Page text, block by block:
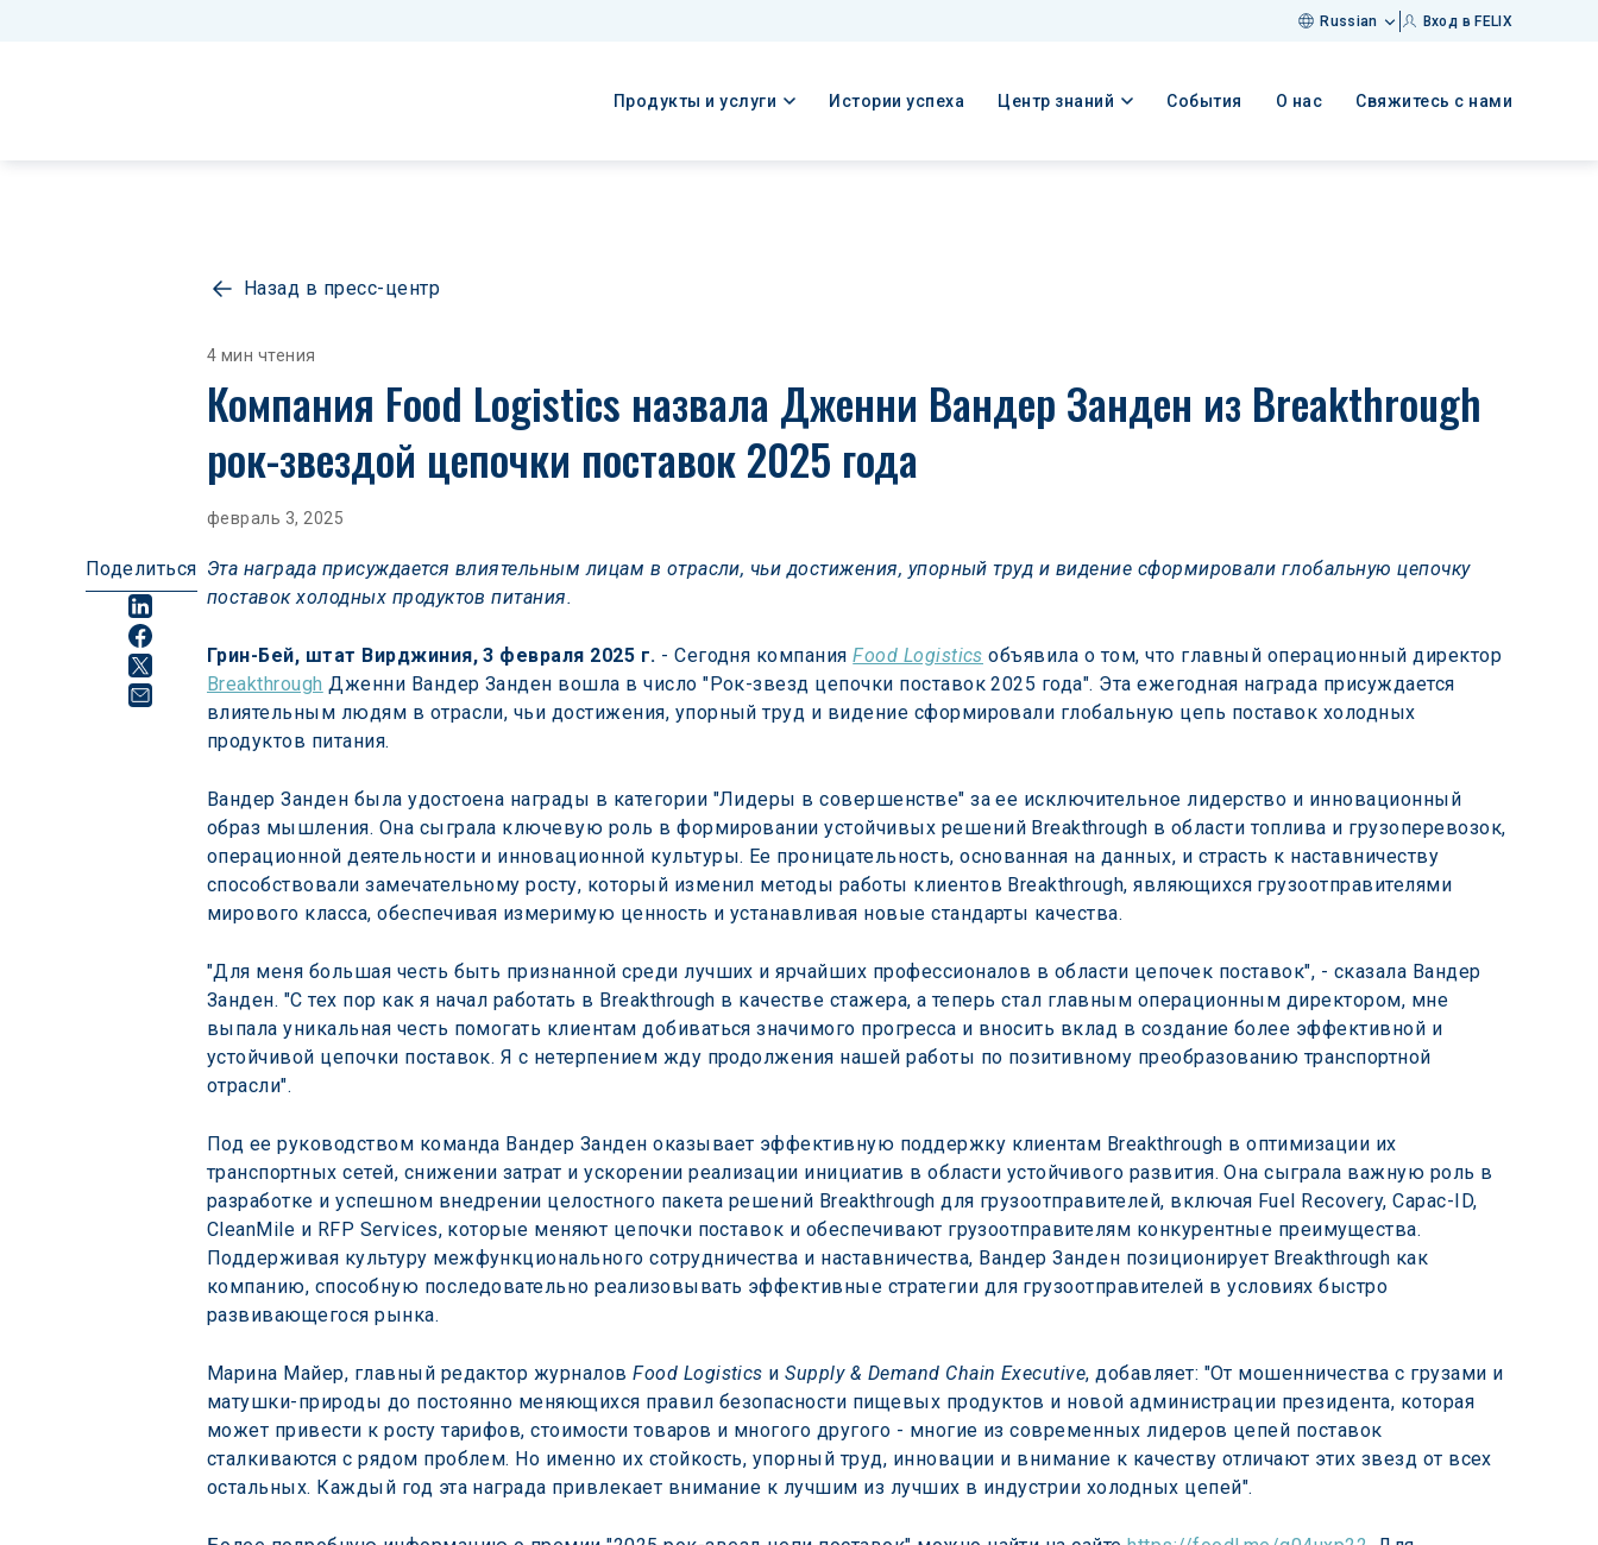
Russian Вход в FELIX
Продукты и услуги Истории успеха Центр знаний События О нас Свяжитесь с нами
Назад в пресс-центр
4 мин чтения
Компания Food Logistics назвала Дженни Вандер Занден из Breakthrough
рок-звездой цепочки поставок 2025 года
февраль 3, 2025
Поделиться Эта награда присуждается влиятельным лицам в отрасли, чьи достижения, упорный труд и видение сформировали глобальную цепочку
поставок холодных продуктов питания.
Грин-Бей, штат Вирджиния, 3 февраля 2025 г. - Сегодня компания Food Logistics объявила о том, что главный операционный директор
Breakthrough Дженни Вандер Занден вошла в число "Рок-звезд цепочки поставок 2025 года". Эта ежегодная награда присуждается
влиятельным людям в отрасли, чьи достижения, упорный труд и видение сформировали глобальную цепь поставок холодных
продуктов питания.
Вандер Занден была удостоена награды в категории "Лидеры в совершенстве" за ее исключительное лидерство и инновационный
образ мышления. Она сыграла ключевую роль в формировании устойчивых решений Breakthrough в области топлива и грузоперевозок,
операционной деятельности и инновационной культуры. Ее проницательность, основанная на данных, и страсть к наставничеству
способствовали замечательному росту, который изменил методы работы клиентов Breakthrough, являющихся грузоотправителями
мирового класса, обеспечивая измеримую ценность и устанавливая новые стандарты качества.
"Для меня большая честь быть признанной среди лучших и ярчайших профессионалов в области цепочек поставок", - сказала Вандер
Занден. "С тех пор как я начал работать в Breakthrough в качестве стажера, а теперь стал главным операционным директором, мне
выпала уникальная честь помогать клиентам добиваться значимого прогресса и вносить вклад в создание более эффективной и
устойчивой цепочки поставок. Я с нетерпением жду продолжения нашей работы по позитивному преобразованию транспортной
отрасли".
Под ее руководством команда Вандер Занден оказывает эффективную поддержку клиентам Breakthrough в оптимизации их
транспортных сетей, снижении затрат и ускорении реализации инициатив в области устойчивого развития. Она сыграла важную роль в
разработке и успешном внедрении целостного пакета решений Breakthrough для грузоотправителей, включая Fuel Recovery, Capac-ID,
CleanMile и RFP Services, которые меняют цепочки поставок и обеспечивают грузоотправителям конкурентные преимущества.
Поддерживая культуру межфункционального сотрудничества и наставничества, Вандер Занден позиционирует Breakthrough как
компанию, способную последовательно реализовывать эффективные стратегии для грузоотправителей в условиях быстро
развивающегося рынка.
Марина Майер, главный редактор журналов Food Logistics и Supply & Demand Chain Executive, добавляет: "От мошенничества с грузами и
матушки-природы до постоянно меняющихся правил безопасности пищевых продуктов и новой администрации президента, которая
может привести к росту тарифов, стоимости товаров и многого другого - многие из современных лидеров цепей поставок
сталкиваются с рядом проблем. Но именно их стойкость, упорный труд, инновации и внимание к качеству отличают этих звезд от всех
остальных. Каждый год эта награда привлекает внимание к лучшим из лучших в индустрии холодных цепей".